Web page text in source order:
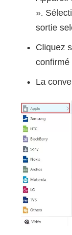
».
sortie
Cliquez
confirmé
La